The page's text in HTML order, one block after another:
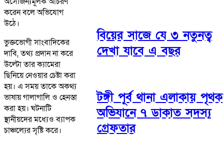
করেন বলে অভিযোগ
উঠে।
ভুক্তভোগী সাংবাদিকের
দাবি, তথ্য প্রদান না করে
উল্টো তার ক্যামেরা
ছিনিয়ে নেওয়ার চেষ্টা করা
হয়। এ সময় তাকে অকথ্য
ভাষায় গালাগালি ও হেনস্তা
করা হয়। ঘটনাটি
স্থানীয়দের মধ্যেও ব্যাপক
চাঞ্চল্যের সৃষ্টি করে।
বিয়ের সাজে যে ৩ নতুনত্ব
দেখা যাবে এ বছর
টঙ্গী পূর্ব থানা এলাকায় পৃথক
অভিযানে ৭ ডাকাত সদস্য
গ্রেফতার